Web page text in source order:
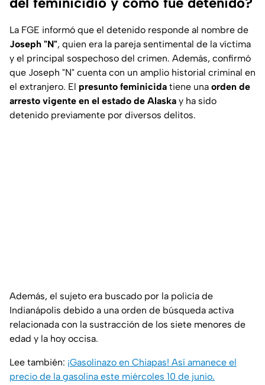
La FGE informó que el detenido responde al nombre de
Joseph "N", quien era la pareja sentimental de la víctima
y el principal sospechoso del crimen. Además, confirmó
que Joseph "N" cuenta con un amplio historial criminal en
el extranjero. El presunto feminicida tiene una orden de
arresto vigente en el estado de Alaska y ha sido
detenido previamente por diversos delitos.
Además, el sujeto era buscado por la policía de
Indianápolis debido a una orden de búsqueda activa
relacionada con la sustracción de los siete menores de
edad y la hoy occisa.
Lee también: ¡Gasolinazo en Chiapas! Así amanece el
precio de la gasolina este miércoles 10 de junio.